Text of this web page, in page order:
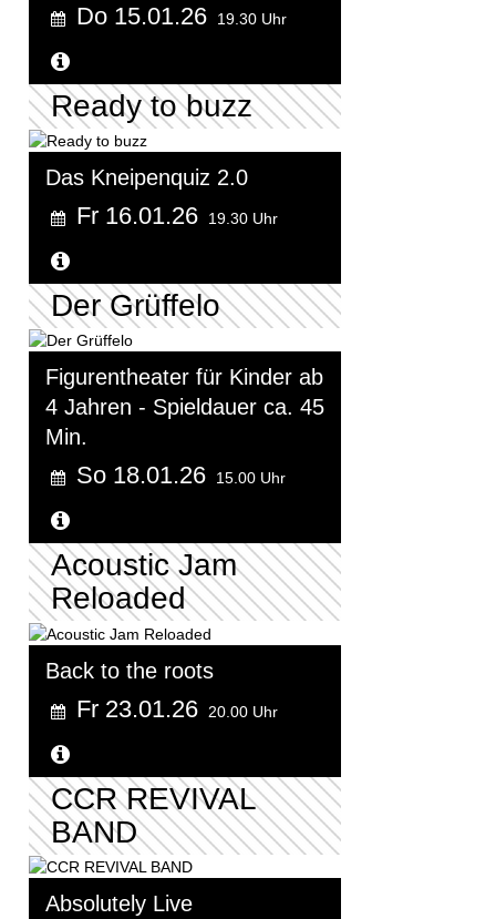
Do 15.01.26 19.30 Uhr
Ready to buzz
Das Kneipenquiz 2.0
Fr 16.01.26 19.30 Uhr
Der Grüffelo
Figurentheater für Kinder ab
4 Jahren - Spieldauer ca. 45
Min.
So 18.01.26 15.00 Uhr
Acoustic Jam
Reloaded
Back to the roots
Fr 23.01.26 20.00 Uhr
CCR REVIVAL
BAND
Absolutely Live